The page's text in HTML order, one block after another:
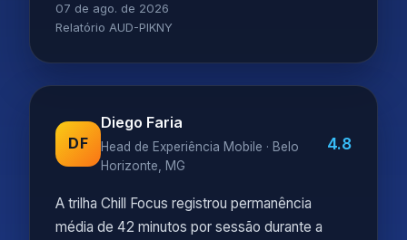
07 de ago. de 2026
Relatório AUD-PIKNY
DF
Diego Faria
Head de Experiência Mobile · Belo
Horizonte, MG
4.8
A trilha Chill Focus registrou permanência
média de 42 minutos por sessão durante a